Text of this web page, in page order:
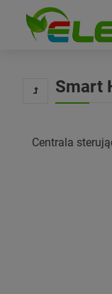
Smart
Centrala